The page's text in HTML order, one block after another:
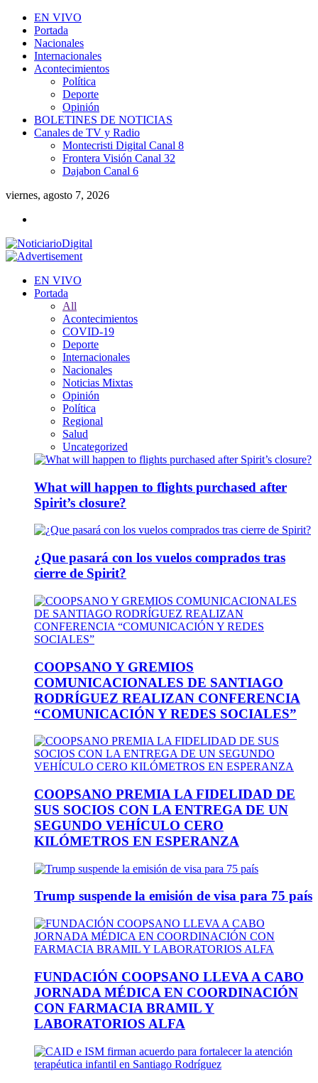
EN VIVO
Portada
Nacionales
Internacionales
Acontecimientos
Política
Deporte
Opinión
BOLETINES DE NOTICIAS
Canales de TV y Radio
Montecristi Digital Canal 8
Frontera Visión Canal 32
Dajabon Canal 6
viernes, agosto 7, 2026
EN VIVO
Portada
All
Acontecimientos
COVID-19
Deporte
Internacionales
Nacionales
Noticias Mixtas
Opinión
Política
Regional
Salud
Uncategorized
What will happen to flights purchased after
Spirit’s closure?
¿Que pasará con los vuelos comprados tras
cierre de Spirit?
COOPSANO Y GREMIOS
COMUNICACIONALES DE SANTIAGO
RODRÍGUEZ REALIZAN CONFERENCIA
“COMUNICACIÓN Y REDES SOCIALES”
COOPSANO PREMIA LA FIDELIDAD DE
SUS SOCIOS CON LA ENTREGA DE UN
SEGUNDO VEHÍCULO CERO
KILÓMETROS EN ESPERANZA
Trump suspende la emisión de visa para 75 país
FUNDACIÓN COOPSANO LLEVA A CABO
JORNADA MÉDICA EN COORDINACIÓN
CON FARMACIA BRAMIL Y
LABORATORIOS ALFA